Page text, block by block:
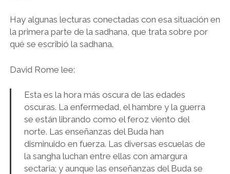
Hay algunas lecturas conectadas con esa situación en
la primera parte de la sadhana, que trata sobre por
qué se escribió la sadhana.
David Rome lee:
Esta es la hora más oscura de las edades
oscuras. La enfermedad, el hambre y la guerra
se están librando como el feroz viento del
norte. Las enseñanzas del Buda han
disminuido en fuerza. Las diversas escuelas de
la sangha luchan entre ellas con amargura
sectaria; y aunque las enseñanzas del Buda se